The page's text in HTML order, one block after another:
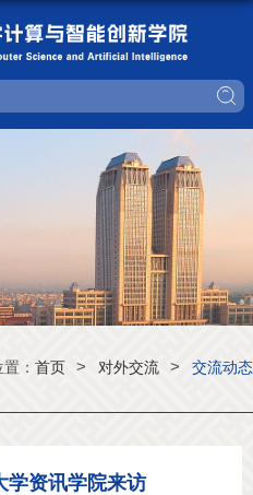
： 首页 > 对外交流 > 交流动态
学资讯学院来访